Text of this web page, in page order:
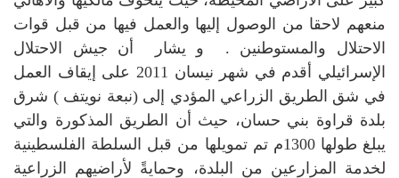
منعهم لاحقا من الوصول إليها والعمل فيها من قبل قوات
الاحتلال والمستوطنين .
و يشار أن جيش الاحتلال
الإسرائيلي أقدم في شهر نيسان 2011 على إيقاف العمل
في شق الطريق الزراعي المؤدي إلى (نبعة نويتف ) شرق
بلدة قراوة بني حسان، حيث أن الطريق المذكورة والتي
يبلغ طولها 1300م تم تمويلها من قبل السلطة الفلسطينية
لخدمة المزارعين من البلدة، وحمايةً لأراضيهم الزراعية